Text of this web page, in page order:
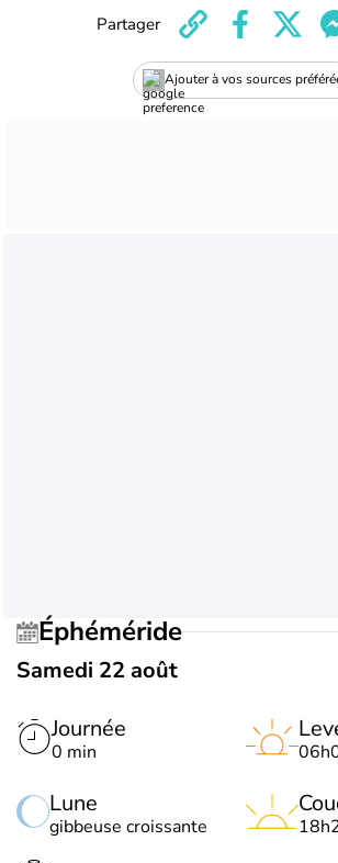
Ajouter à vos sources
Partager
Éphéméride
Samedi 22 août
Journée
0 min
Lune
gibbeuse croissante